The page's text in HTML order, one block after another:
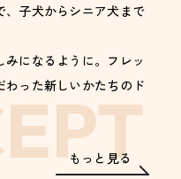
、子犬からシニア犬まで
になるように。フレッ
った新しいかたちのド
もっと見る